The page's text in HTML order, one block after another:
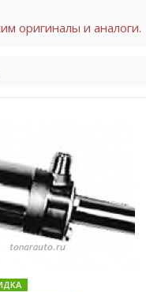
оригиналы и аналоги.